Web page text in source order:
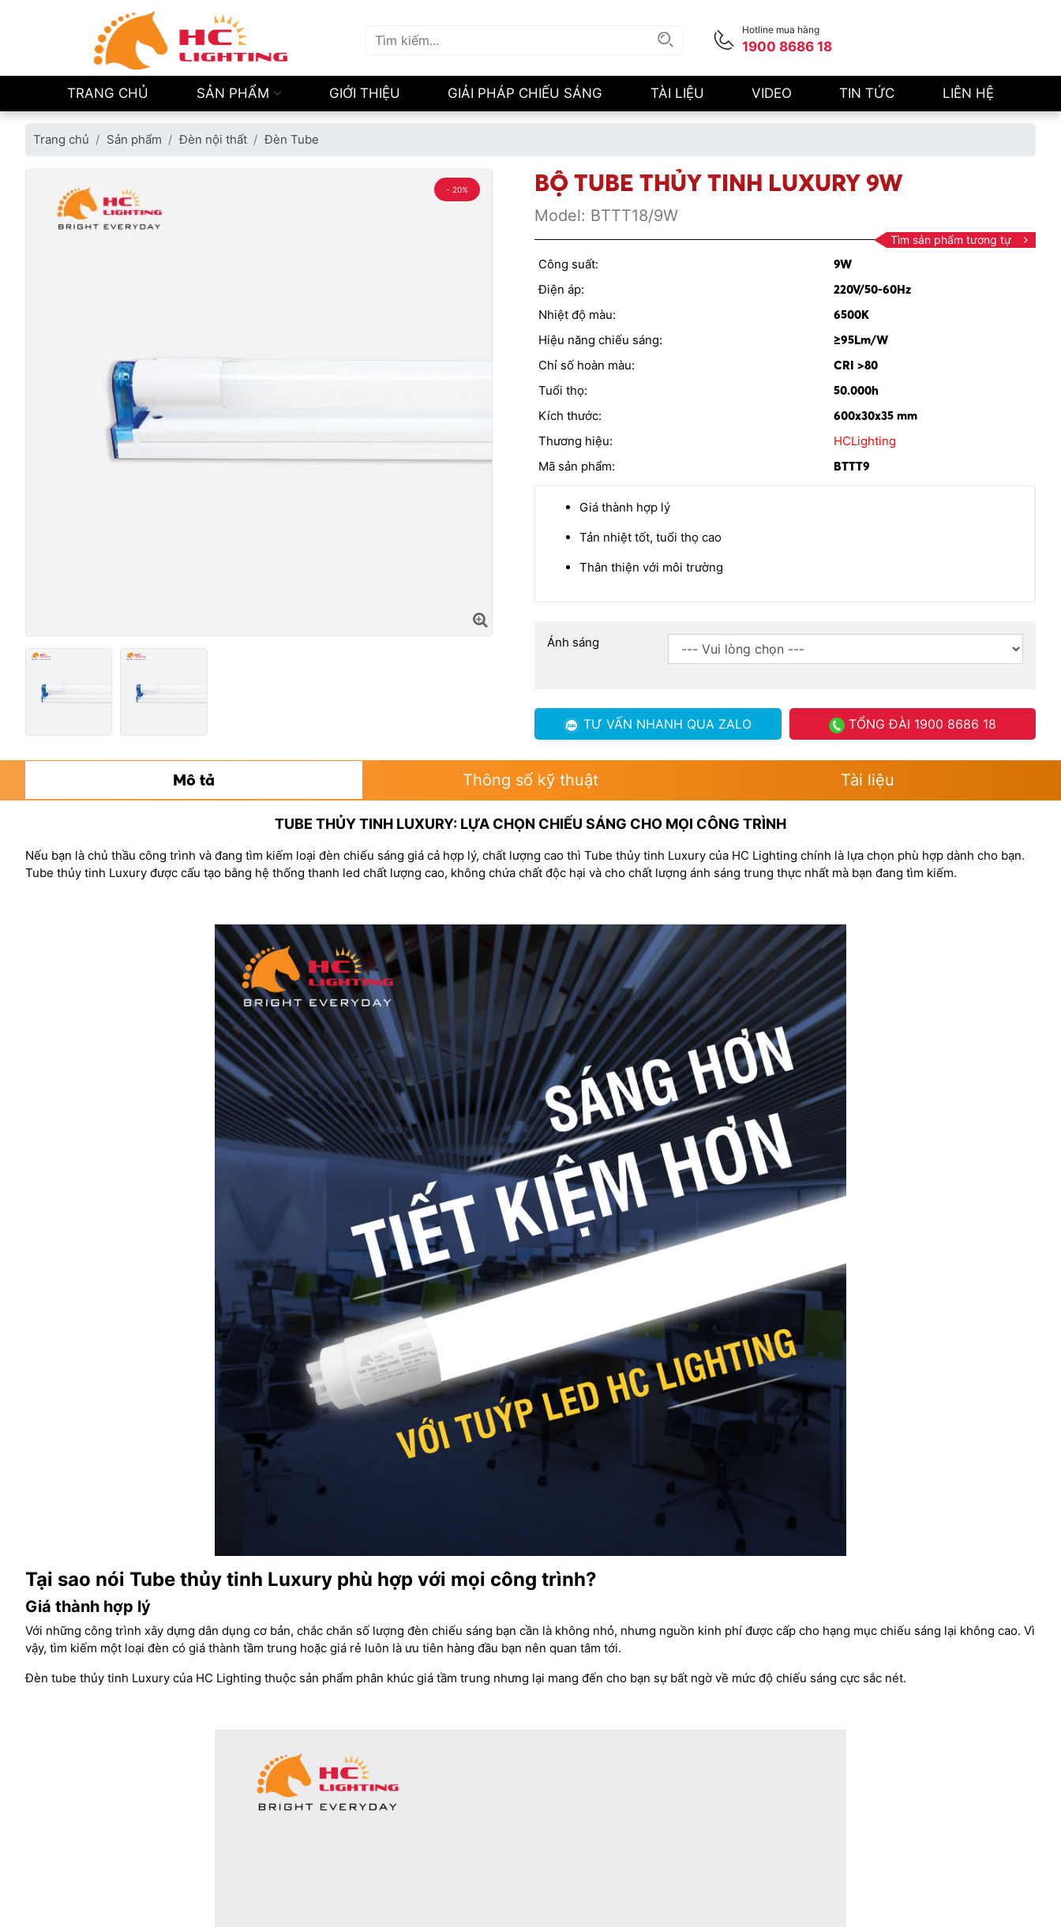
Hotline mua hàng
1900 8686 18
TRANG CHỦ SẢN PHẨM GIỚI THIỆU GIẢI PHÁP CHIẾU SÁNG TÀI LIỆU VIDEO TIN TỨC LIÊN HỆ
Trang chủ Sản phẩm Đèn nội thất Đèn Tube
- 20% BỘ TUBE THỦY TINH LUXURY 9W
Model: BTTT18/9W
Tìm sản phẩm tương tự
Công suất:
9W
Điện áp:
220V/50-60Hz
Nhiệt độ màu:
6500K
Hiệu năng chiếu sáng:
≥95Lm/W
Chỉ số hoàn màu:
CRI >80
Tuổi thọ:
50.000h
Kích thước:
600x30x35 mm
Thương hiệu:
HCLighting
Mã sản phẩm:
BTTT9
Giá thành hợp lý
Tản nhiệt tốt, tuổi thọ cao
Thân thiện với môi trường
Ánh sáng
TƯ VẤN NHANH QUA ZALO TỔNG ĐÀI 1900 8686 18
Mô tả Thông số kỹ thuật Tài liệu
TUBE THỦY TINH LUXURY: LỰA CHỌN CHIẾU SÁNG CHO MỌI CÔNG TRÌNH
Nếu bạn là chủ thầu công trình và đang tìm kiếm loại đèn chiếu sáng giá cả hợp lý, chất lượng cao thì Tube thủy tinh Luxury của HC Lighting chính là lựa chọn phù hợp dành cho bạn.
Tube thủy tinh Luxury được cấu tạo bằng hệ thống thanh led chất lượng cao, không chứa chất độc hại và cho chất lượng ánh sáng trung thực nhất mà bạn đang tìm kiếm.
Tại sao nói Tube thủy tinh Luxury phù hợp với mọi công trình?
Giá thành hợp lý
Với những công trình xây dựng dân dụng cơ bản, chắc chắn số lượng đèn chiếu sáng bạn cần là không nhỏ, nhưng nguồn kinh phí được cấp cho hạng mục chiếu sáng lại không cao. Vì
vậy, tìm kiếm một loại đèn có giá thành tầm trung hoặc giá rẻ luôn là ưu tiên hàng đầu bạn nên quan tâm tới.
Đèn tube thủy tinh Luxury của HC Lighting thuộc sản phẩm phân khúc giá tầm trung nhưng lại mang đến cho bạn sự bất ngờ về mức độ chiếu sáng cực sắc nét.